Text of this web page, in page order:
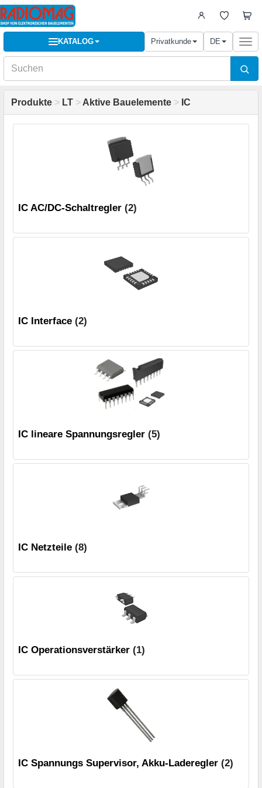
KATALOG Privatkunde DE
Produkte > LT > Aktive Bauelemente > IC
IC AC/DC-Schaltregler (2)
IC Interface (2)
IC lineare Spannungsregler (5)
IC Netzteile (8)
IC Operationsverstärker (1)
IC Spannungs Supervisor, Akku-Laderegler (2)